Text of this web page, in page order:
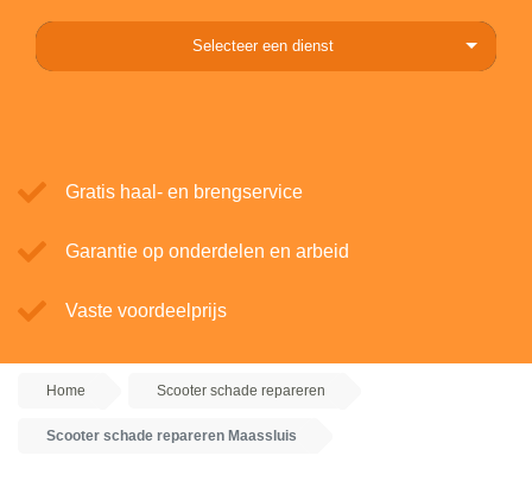
Selecteer een dienst
Gratis haal- en brengservice
Garantie op onderdelen en arbeid
Vaste voordeelprijs
Home Scooter schade repareren
Scooter schade repareren Maassluis